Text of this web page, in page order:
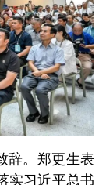
辞。郑更生表
实习近平总书